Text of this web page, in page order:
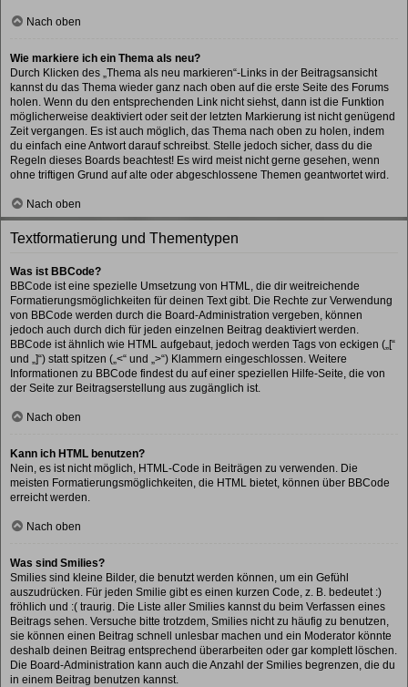
Nach oben
Wie markiere ich ein Thema als neu?
Durch Klicken des „Thema als neu markieren“-Links in der Beitragsansicht
kannst du das Thema wieder ganz nach oben auf die erste Seite des Forums
holen. Wenn du den entsprechenden Link nicht siehst, dann ist die Funktion
möglicherweise deaktiviert oder seit der letzten Markierung ist nicht genügend
Zeit vergangen. Es ist auch möglich, das Thema nach oben zu holen, indem
du einfach eine Antwort darauf schreibst. Stelle jedoch sicher, dass du die
Regeln dieses Boards beachtest! Es wird meist nicht gerne gesehen, wenn
ohne triftigen Grund auf alte oder abgeschlossene Themen geantwortet wird.
Nach oben
Textformatierung und Thementypen
Was ist BBCode?
BBCode ist eine spezielle Umsetzung von HTML, die dir weitreichende
Formatierungsmöglichkeiten für deinen Text gibt. Die Rechte zur Verwendung
von BBCode werden durch die Board-Administration vergeben, können
jedoch auch durch dich für jeden einzelnen Beitrag deaktiviert werden.
BBCode ist ähnlich wie HTML aufgebaut, jedoch werden Tags von eckigen („[“
und „]“) statt spitzen („<“ und „>“) Klammern eingeschlossen. Weitere
Informationen zu BBCode findest du auf einer speziellen Hilfe-Seite, die von
der Seite zur Beitragserstellung aus zugänglich ist.
Nach oben
Kann ich HTML benutzen?
Nein, es ist nicht möglich, HTML-Code in Beiträgen zu verwenden. Die
meisten Formatierungsmöglichkeiten, die HTML bietet, können über BBCode
erreicht werden.
Nach oben
Was sind Smilies?
Smilies sind kleine Bilder, die benutzt werden können, um ein Gefühl
auszudrücken. Für jeden Smilie gibt es einen kurzen Code, z. B. bedeutet :)
fröhlich und :( traurig. Die Liste aller Smilies kannst du beim Verfassen eines
Beitrags sehen. Versuche bitte trotzdem, Smilies nicht zu häufig zu benutzen,
sie können einen Beitrag schnell unlesbar machen und ein Moderator könnte
deshalb deinen Beitrag entsprechend überarbeiten oder gar komplett löschen.
Die Board-Administration kann auch die Anzahl der Smilies begrenzen, die du
in einem Beitrag benutzen kannst.